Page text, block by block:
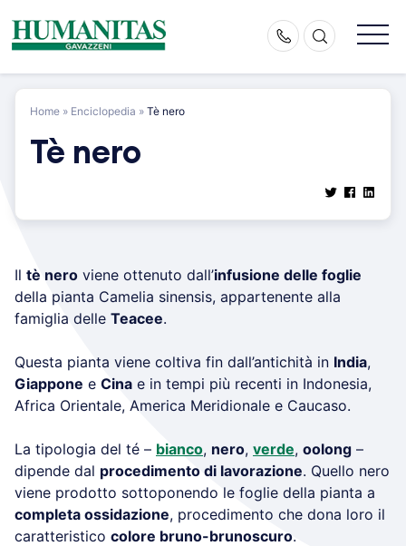
content
Home » Enciclopedia » Tè nero
Tè nero
Il tè nero viene ottenuto dall’infusione delle foglie
della pianta Camelia sinensis, appartenente alla
famiglia delle Teacee.
Questa pianta viene coltiva fin dall’antichità in India,
Giappone e Cina e in tempi più recenti in Indonesia,
Africa Orientale, America Meridionale e Caucaso.
La tipologia del té – bianco, nero, verde, oolong –
dipende dal procedimento di lavorazione. Quello nero
viene prodotto sottoponendo le foglie della pianta a
completa ossidazione, procedimento che dona loro il
caratteristico colore bruno-brunoscuro.